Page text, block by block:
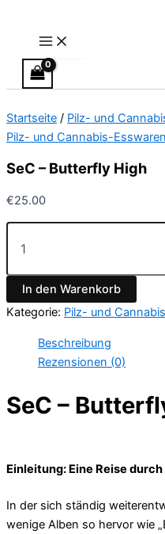
springen
Startseite / Pilz- und
Pilz- und Cannabis-Esswaren
SeC – Butterfly High
€25.00
Butterfly
Menge
In den Warenkorb
Kategorie: Pilz- und
Beschreibung
Rezensionen (0)
SeC –
Einleitung: Eine Reise
In der sich ständig
wenige Alben so hervor wie